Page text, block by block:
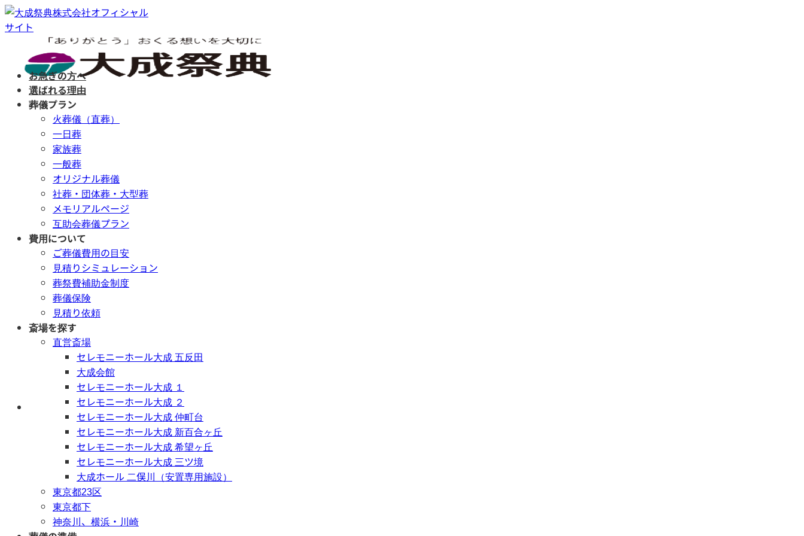
Skip
to
年中無休 / 24時間
お急ぎの方へ
選ばれる理由
葬儀プラン
火葬儀（直葬）
一日葬
家族葬
一般葬
オリジナル葬儀
社葬・団体葬・大型葬
メモリアルページ
互助会葬儀プラン
費用について
ご葬儀費用の目安
見積りシミュレーション
葬祭費補助金制度
葬儀保険
見積り依頼
斎場を探す
直営斎場
セレモニーホール大成 五反田
大成会館
セレモニーホール大成 １
セレモニーホール大成 ２
セレモニーホール大成 仲町台
セレモニーホール大成 新百合ヶ丘
セレモニーホール大成 希望ヶ丘
セレモニーホール大成 三ツ境
大成ホール 二俣川（安置専用施設）
東京都23区
東京都下
神奈川、横浜・川崎